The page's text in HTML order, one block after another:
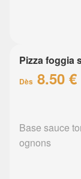
Pizza foggia
Dès 8.50 €
Base sauce
ognons